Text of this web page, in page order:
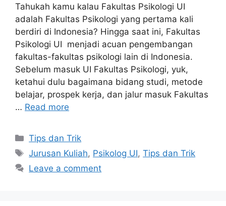
Tahukah kamu kalau Fakultas Psikologi UI
adalah Fakultas Psikologi yang pertama kali
berdiri di Indonesia? Hingga saat ini, Fakultas
Psikologi UI menjadi acuan pengembangan
fakultas-fakultas psikologi lain di Indonesia.
Sebelum masuk UI Fakultas Psikologi, yuk,
ketahui dulu bagaimana bidang studi, metode
belajar, prospek kerja, dan jalur masuk Fakultas
… Read more
Tips dan Trik
Jurusan Kuliah, Psikolog UI,Tips dan Trik
Leave a comment